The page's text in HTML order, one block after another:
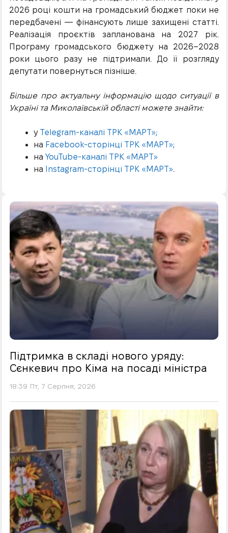
2026 році кошти на громадський бюджет поки не
передбачені — фінансують лише захищені статті.
Реалізація проєктів запланована на 2027 рік.
Програму громадського бюджету на 2026–2028
роки цього разу не підтримали. До її розгляду
депутати повернуться пізніше.
Більше про актуальну інформацію щодо ситуації в
Україні та Миколаївській області можете знайти:
у Telegram-каналі ТРК «МАРТ»;
на Facebook-сторінці ТРК «МАРТ»;
на YouTube-каналі ТРК «МАРТ»
на
Instagram-сторінці ТРК «МАРТ».
Підтримка в складі нового уряду:
Сєнкевич про Кіма на посаді міністра
18:39 Пт, 7 Серпня, 2026